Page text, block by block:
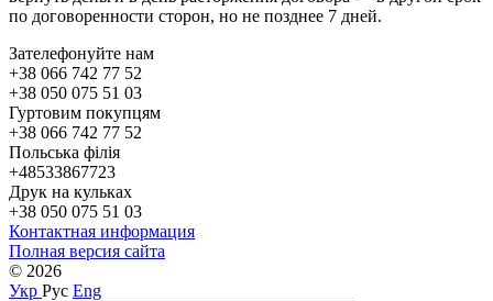
по договоренности сторон, но не позднее 7 дней.
Зателефонуйте нам
+38 066 742 77 52
+38 050 075 51 03
Гуртовим покупцям
+38 066 742 77 52
Польська філія
+48533867723
Друк на кульках
+38 050 075 51 03
Контактная информация
Полная версия сайта
© 2026
Укр Рус Eng